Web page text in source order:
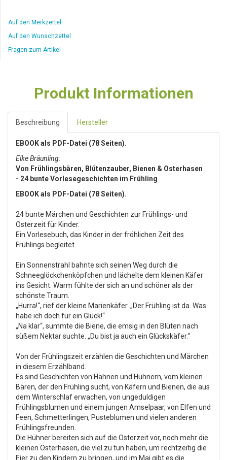
Auf den Merkzettel
Auf den Wunschzettel
Fragen zum Artikel
Produkt Informationen
Beschreibung Hersteller
EBOOK als PDF-Datei (78 Seiten).
Elke Bräunling:
Von Frühlingsbären, Blütenzauber, Bienen & Osterhasen
- 24 bunte Vorlesegeschichten im Frühling
EBOOK als PDF-Datei (78 Seiten).
24 bunte Märchen und Geschichten zur Frühlings- und
Osterzeit für Kinder.
Ein Vorlesebuch, das Kinder in der fröhlichen Zeit des
Frühlings begleitet .
Ein Sonnenstrahl bahnte sich seinen Weg durch die
Schneeglöckchenköpfchen und lächelte dem kleinen Käfer
ins Gesicht. Warm fühlte der sich an und schöner als der
schönste Traum.
„Hurra!“, rief der kleine Marienkäfer. „Der Frühling ist da. Was
habe ich doch für ein Glück!“
„Na klar“, summte die Biene, die emsig in den Blüten nach
süßem Nektar suchte. „Du bist ja auch ein Glückskäfer.“
Von der Frühlingszeit erzählen die Geschichten und Märchen
in diesem Erzählband.
Es sind Geschichten von Hähnen und Hühnern, vom kleinen
Bären, der den Frühling sucht, von Käfern und Bienen, die aus
dem Winterschlaf erwachen, von ungeduldigen
Frühlingsblumen und einem jungen Amselpaar, von Elfen und
Feen, Schmetterlingen, Pusteblumen und vielen anderen
Frühlingsfreunden.
Die Hühner bereiten sich auf die Osterzeit vor, noch mehr die
kleinen Osterhasen, die viel zu tun haben, um rechtzeitig die
Eier zu den Kindern zu bringen, und im Mai gibt es die